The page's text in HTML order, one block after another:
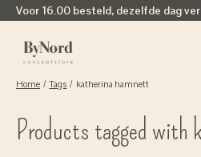
Voor 16.00 besteld, dezelfde dag
Home / Tags / katherina hamnett
Products tagged with